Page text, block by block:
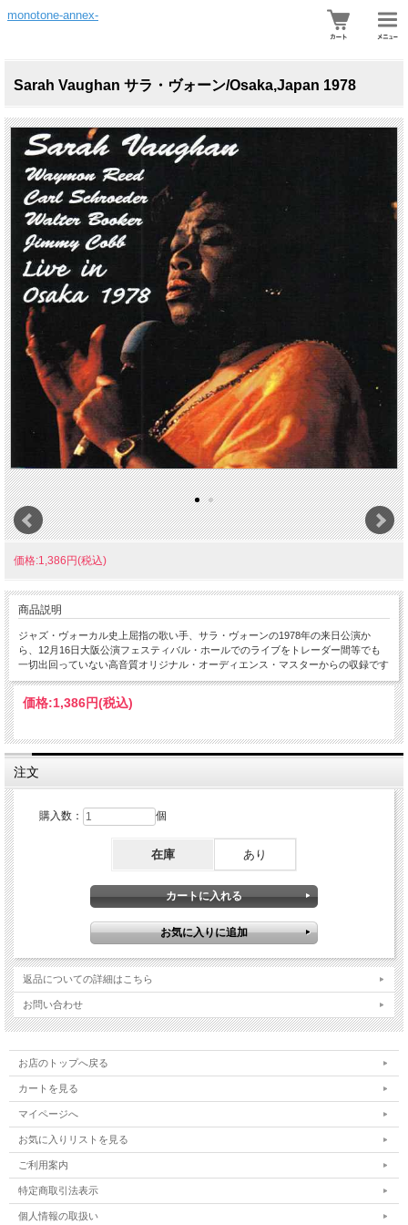
monotone-annex-
Sarah Vaughan サラ・ヴォーン/Osaka,Japan 1978
価格:1,386円(税込)
商品説明
ジャズ・ヴォーカル史上屈指の歌い手、サラ・ヴォーンの1978年の来日公演か
ら、12月16日大阪公演フェスティバル・ホールでのライブをトレーダー間等でも
一切出回っていない高音質オリジナル・オーディエンス・マスターからの収録です
価格:1,386円(税込)
注文
購入数： 個
在庫 あり
返品についての詳細はこちら
お問い合わせ
お店のトップへ戻る
カートを見る
マイページへ
お気に入りリストを見る
ご利用案内
特定商取引法表示
個人情報の取扱い